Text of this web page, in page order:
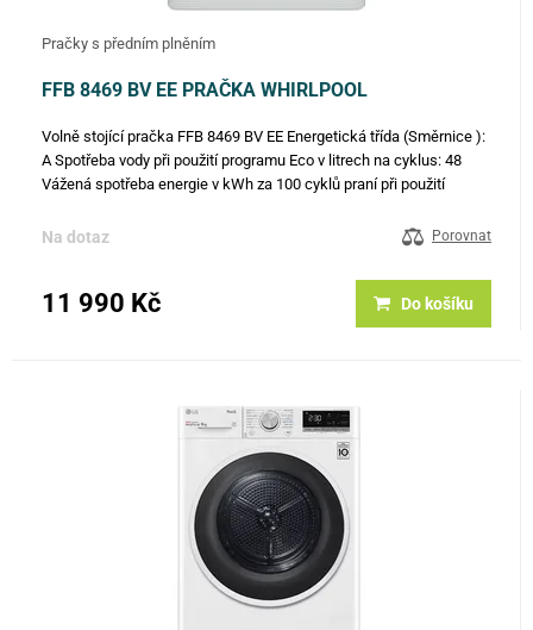
Pračky s předním plněním
FFB 8469 BV EE PRAČKA WHIRLPOOL
Volně stojící pračka FFB 8469 BV EE Energetická třída (Směrnice ):
A Spotřeba vody při použití programu Eco v litrech na cyklus: 48
Vážená spotřeba energie v kWh za 100 cyklů praní při použití
Na dotaz Porovnat
11 990 Kč Do košíku